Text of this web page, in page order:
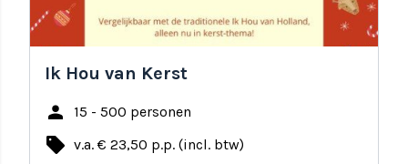
Ik Hou van Kerst
person 15 - 500 personen
local_offer v.a. € 23,50 p.p. (incl. btw)